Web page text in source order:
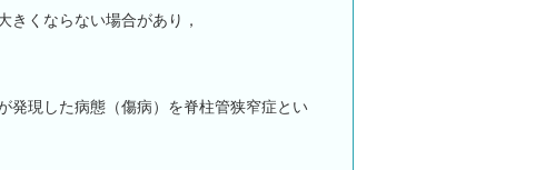
きくならない場合があり，
発現した病態（傷病）を脊柱管狭窄症とい